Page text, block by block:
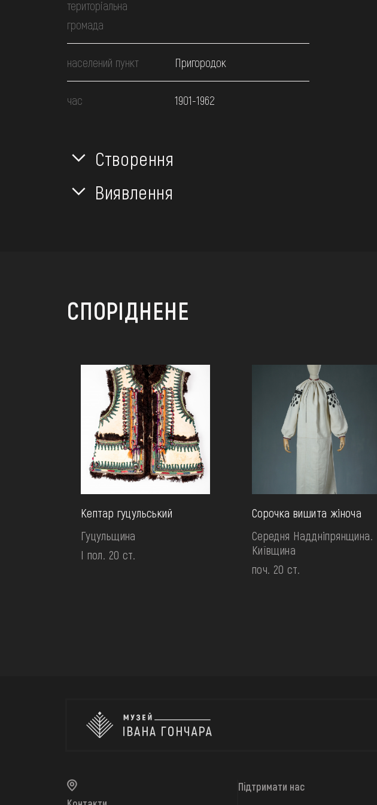
територіальна
громада
населений пункт Пригородок
час 1901-1962
Створення
Виявлення
СПОРІДНЕНЕ
Кептар гуцульський
Гуцульщина
І пол. 20 ст.
Сорочка вишита жіноча
Середня Наддніпрянщина.
Київщина
поч. 20 ст.
Підтримати нас